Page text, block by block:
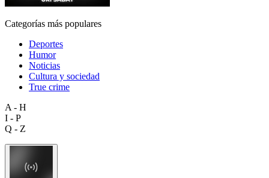
Categorías más populares
Deportes
Humor
Noticias
Cultura y sociedad
True crime
A - H
I - P
Q - Z